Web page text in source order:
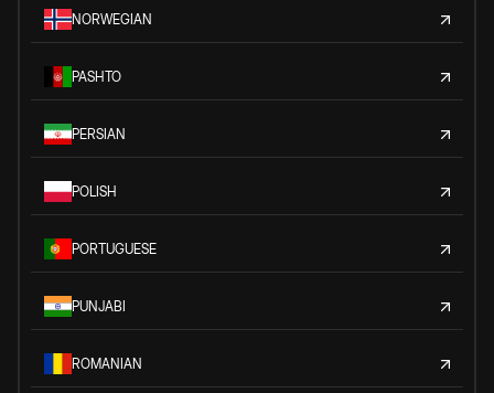
NORWEGIAN
PASHTO
PERSIAN
POLISH
PORTUGUESE
PUNJABI
ROMANIAN